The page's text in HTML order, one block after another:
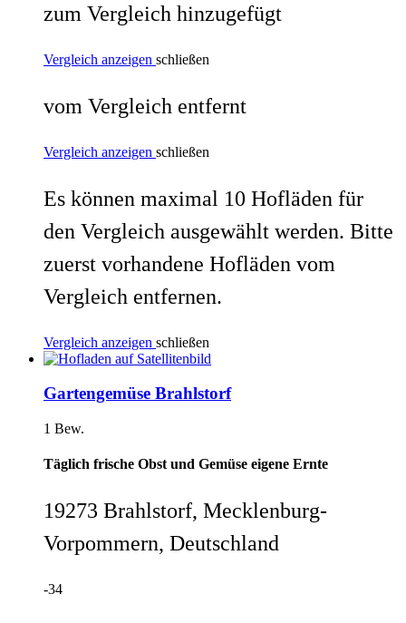
zum Vergleich hinzugefügt
Vergleich anzeigen schließen
vom Vergleich entfernt
Vergleich anzeigen schließen
Es können maximal 10 Hofläden für
den Vergleich ausgewählt werden. Bitte
zuerst vorhandene Hofläden vom
Vergleich entfernen.
Vergleich anzeigen schließen
Gartengemüse Brahlstorf
1 Bew.
Täglich frische Obst und Gemüse eigene Ernte
19273 Brahlstorf, Mecklenburg-
Vorpommern, Deutschland
-34